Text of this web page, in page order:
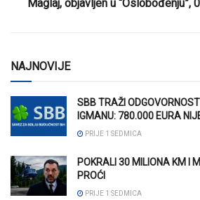
Maglaj, objavljen u “Oslobođenju”,
NAJNOVIJE
SBB TRAŽI
IGMANU: 780.000 EURA
PRIJE 1 SEDMICA
POKRALI 30 MILIONA KM I
PROĆI
PRIJE 1 SEDMICA